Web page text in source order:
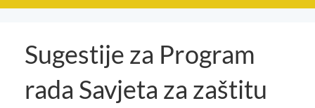
Sugestije za Program
rada Savjeta za zaštitu